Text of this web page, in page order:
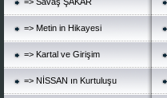
=> Metin in Hikayesi
=> Kartal ve Girişim
=> NİSSAN ın Kurtuluşu